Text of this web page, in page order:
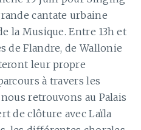
cantate urbaine
la Musique. Entre 13h et
de Flandre, de Wallonie
leur propre
à travers les
retrouvons au Palais
de clôture avec Laïla